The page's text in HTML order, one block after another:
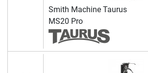
Smith Machine Taurus
MS20 Pro